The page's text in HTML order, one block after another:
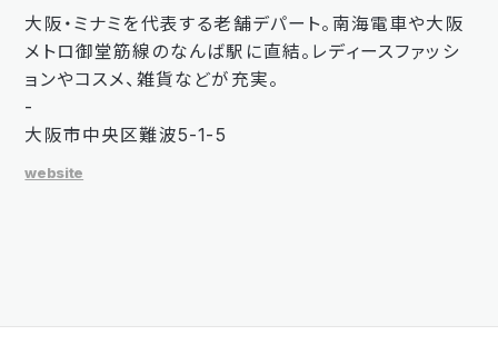
大阪・ミナミを代表する老舗デパート。南海電車や大阪
メトロ御堂筋線のなんば駅に直結。レディースファッシ
ョンやコスメ、雑貨などが充実。
-
大阪市中央区難波5-1-5
website